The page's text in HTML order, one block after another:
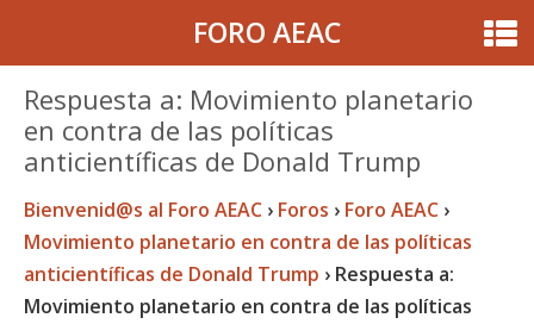
FORO AEAC
Respuesta a: Movimiento planetario
en contra de las políticas
anticientíficas de Donald Trump
Bienvenid@s al Foro AEAC › Foros › Foro AEAC ›
Movimiento planetario en contra de las políticas
anticientíficas de Donald Trump › Respuesta a:
Movimiento planetario en contra de las políticas